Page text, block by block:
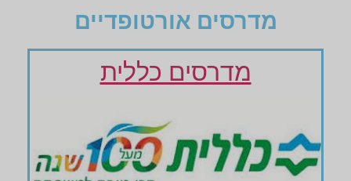
מדרסים אורטופדיים
מדרסים כללית